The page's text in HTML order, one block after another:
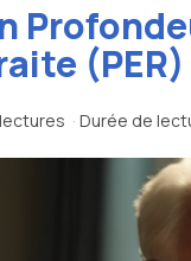
(PER)
· Durée de